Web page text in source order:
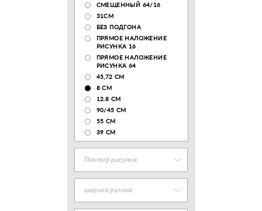
СМЕЩЕННЫЙ 64/16
31СМ
БЕЗ ПОДГОНА
ПРЯМОЕ НАЛОЖЕНИЕ
РИСУНКА 16
ПРЯМОЕ НАЛОЖЕНИЕ
РИСУНКА 64
45,72 СМ
8 СМ
12.8 CM
90/45 СМ
55 СМ
39 СМ
Повтор рисунка
ширина рулона